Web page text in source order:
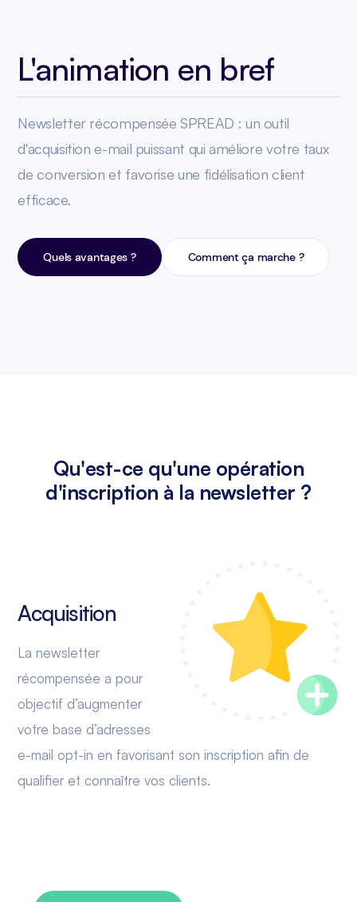
L'animation en bref
Newsletter récompensée SPREAD : un outil
d'acquisition e-mail puissant qui améliore votre taux
de conversion et favorise une fidélisation client
efficace.
Quels avantages ? Comment ça marche ?
Qu'est-ce qu'une opération
d'inscription à la newsletter ?
Acquisition
La newsletter
récompensée a pour
objectif d’augmenter
votre base d’adresses
e-mail opt-in en favorisant son inscription afin de
qualifier et connaître vos clients.